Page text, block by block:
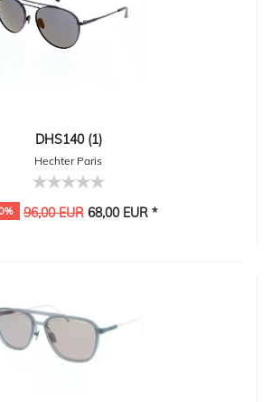
DHS140 (1)
Hechter Paris
96,00 EUR68,00 EUR *